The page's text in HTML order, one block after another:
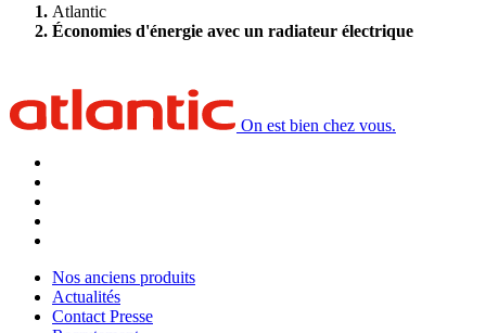
Atlantic
Économies d'énergie avec un radiateur électrique
On est bien chez vous.
Nos anciens produits
Actualités
Contact Presse